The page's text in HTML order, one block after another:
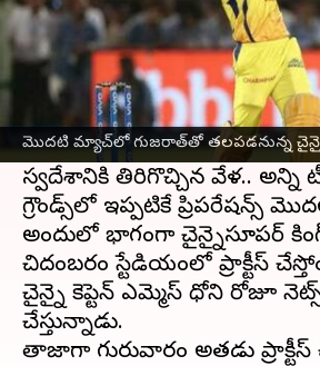
మొదటి మ్యాచ్‌లో గుజరాత్‌తో తలపడనున్న చైన్నై
ఈ వార్తాకథనం ఏంటి
చాలారోజుల తర్వాత మళ్లీ
మహేంద్ర సింగ్ ధోనికొట్టిన సిక్సర్
సూపర్ కింగ్స్ అభిమానులు
స్వదేశానికి తిరిగొచ్చిన వేళ..
గ్రౌండ్స్‌లో ఇప్పటికే ప్రిపరేషన్స్
అందులో భాగంగా చైన్నైసూపర్
చిదంబరం స్టేడియంలో ప్రాక్టీస్
చైన్నై కెప్టెన్ ఎమ్మెస్ ధోని రోజూ
చేస్తున్నాడు.
తాజాగా గురువారం అతడు ప్రాక్టీస్